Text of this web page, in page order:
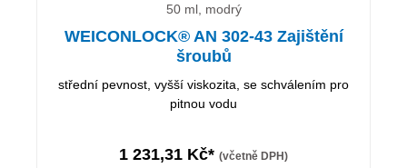
50 ml, modrý
WEICONLOCK® AN 302-43 Zajištění
šroubů
střední pevnost, vyšší viskozita, se schválením pro
pitnou vodu
1 231,31 Kč* (včetně DPH)